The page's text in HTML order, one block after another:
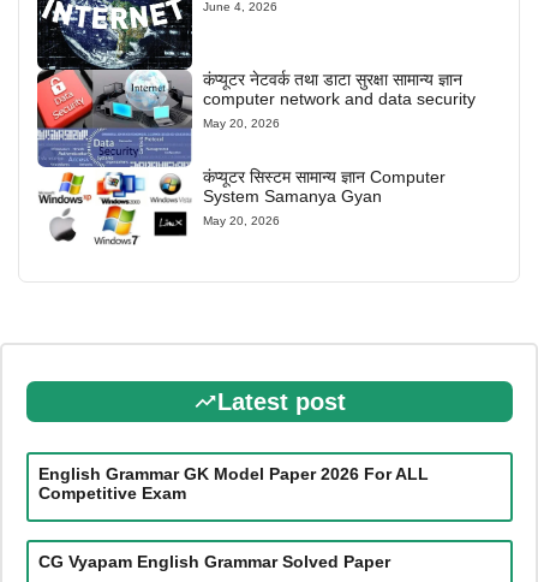
June 4, 2026
कंप्यूटर नेटवर्क तथा डाटा सुरक्षा सामान्य ज्ञान
computer network and data security
May 20, 2026
कंप्यूटर सिस्टम सामान्य ज्ञान Computer
System Samanya Gyan
May 20, 2026
Latest post
English Grammar GK Model Paper 2026 For ALL
Competitive Exam
CG Vyapam English Grammar Solved Paper